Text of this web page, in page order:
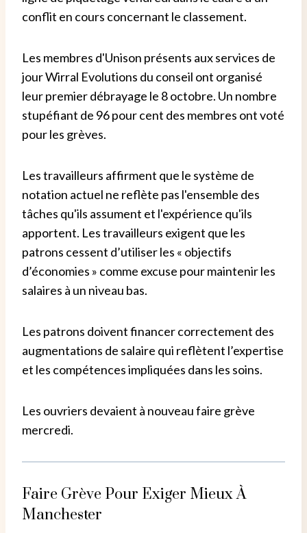
conflit en cours concernant le classement.
Les membres d'Unison présents aux services de
jour Wirral Evolutions du conseil ont organisé
leur premier débrayage le 8 octobre. Un nombre
stupéfiant de 96 pour cent des membres ont voté
pour les grèves.
Les travailleurs affirment que le système de
notation actuel ne reflète pas l'ensemble des
tâches qu'ils assument et l'expérience qu'ils
apportent. Les travailleurs exigent que les
patrons cessent d’utiliser les « objectifs
d’économies » comme excuse pour maintenir les
salaires à un niveau bas.
Les patrons doivent financer correctement des
augmentations de salaire qui reflètent l’expertise
et les compétences impliquées dans les soins.
Les ouvriers devaient à nouveau faire grève
mercredi.
Faire Grève Pour Exiger Mieux À
Manchester